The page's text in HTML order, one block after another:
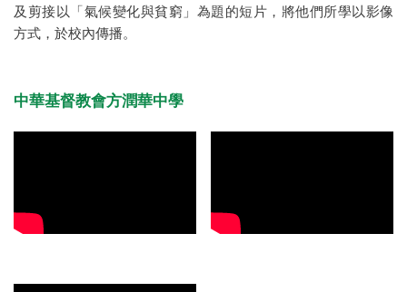
及剪接以「氣候變化與貧窮」為題的短片，將他們所學以影像
方式，於校內傳播。
中華基督教會方潤華中學